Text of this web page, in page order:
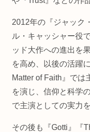
2012年の『ジャック
ル・キャッシャー役
ッド大作への進出を
を高め、以後の活躍
Matter of Faith』では
を演じ、信仰と科学
で主演としての実力
その後も『Gotti』『